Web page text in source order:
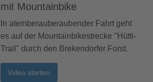
mit Mountainbike
In atemberauberaubender Fahrt geht
es auf der Mountainbikestrecke "Hütti-
Trail" durch den Brekendorfer Forst.
Video starten